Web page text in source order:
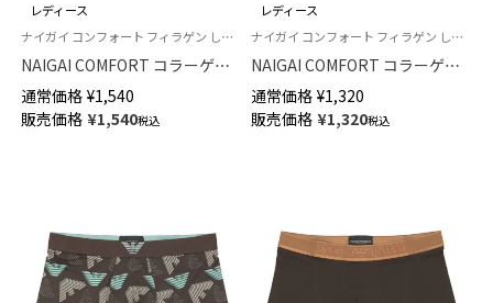
レディース
ナイガイ コンフォート フィラゲン しっとりとした肌ざわり 日本製 婦人 靴下
NAIGAI COMFORT コラーゲン
ペプチド配合 FILAGEN レーヨ
ンシルク混 履きやすいワイドリ
ブ クルー丈 ソックス レディー
通常価格 ¥1,540
販売価格 ¥1,540税込
レディース
ナイガイ コンフォート フィラゲン しっとりとした肌ざわり 日本製 女性 婦人 靴下
NAIGAI COMFORT コラーゲン
ペプチド配合 FILAGEN ワイド
くちゴム クルー丈 ソックス レ
ディース 03022501
通常価格 ¥1,320
販売価格 ¥1,320税込